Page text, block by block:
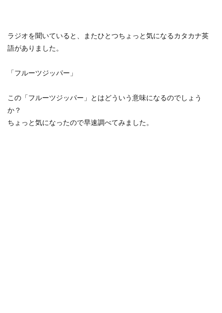
ラジオを聞いていると、またひとつちょっと気になるカタカナ英
語がありました。
「フルーツジッパー」
この「フルーツジッパー」とはどういう意味になるのでしょう
か？
ちょっと気になったので早速調べてみました。